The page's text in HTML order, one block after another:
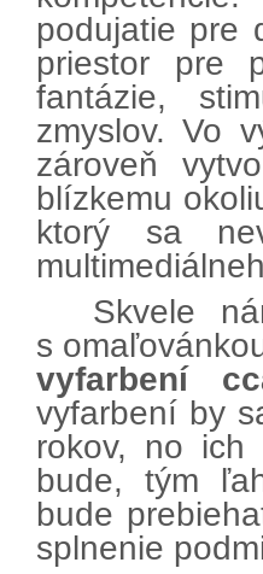
podujatie pre
priestor pre
fantázie,
zmyslov.Vo
zároveň
blízkemu
ktorý sa
Skvele
s
vyfarbení
vyfarbení by
rokov, no
bude, tým
bude
splnenie